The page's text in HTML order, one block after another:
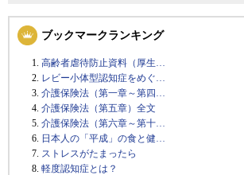
ブックマークランキング
高齢者虐待防止資料（厚生…
レビー小体型認知症をめぐ…
介護保険法（第一章～第四…
介護保険法（第五章）全文
介護保険法（第六章～第十…
日本人の「平成」の食と健…
ストレスがたまったら
軽度認知症とは？